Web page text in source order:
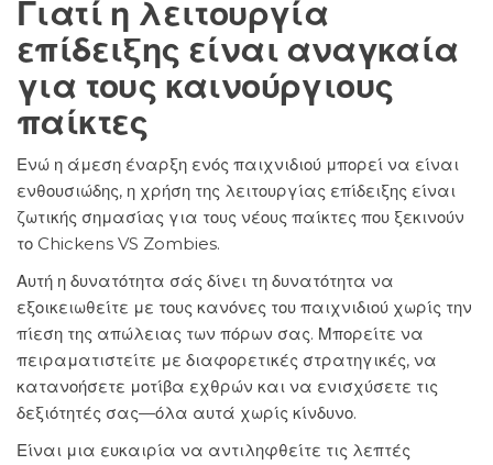
Γιατί η λειτουργία
επίδειξης είναι αναγκαία
για τους καινούργιους
παίκτες
Ενώ η άμεση έναρξη ενός παιχνιδιού μπορεί να είναι
ενθουσιώδης, η χρήση της λειτουργίας επίδειξης είναι
ζωτικής σημασίας για τους νέους παίκτες που ξεκινούν
το Chickens VS Zombies.
Αυτή η δυνατότητα σάς δίνει τη δυνατότητα να
εξοικειωθείτε με τους κανόνες του παιχνιδιού χωρίς την
πίεση της απώλειας των πόρων σας. Μπορείτε να
πειραματιστείτε με διαφορετικές στρατηγικές, να
κατανοήσετε μοτίβα εχθρών και να ενισχύσετε τις
δεξιότητές σας—όλα αυτά χωρίς κίνδυνο.
Είναι μια ευκαιρία να αντιληφθείτε τις λεπτές